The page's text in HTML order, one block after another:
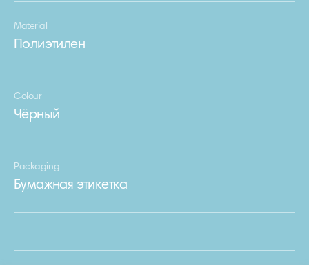
Material
Полиэтилен
Colour
Чёрный
Packaging
Бумажная этикетка